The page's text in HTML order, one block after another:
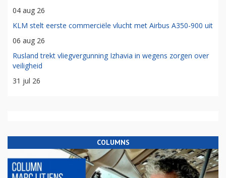
04 aug 26
KLM stelt eerste commerciële vlucht met Airbus A350-900 uit
06 aug 26
Rusland trekt vliegvergunning Izhavia in wegens zorgen over
veiligheid
31 jul 26
COLUMNS